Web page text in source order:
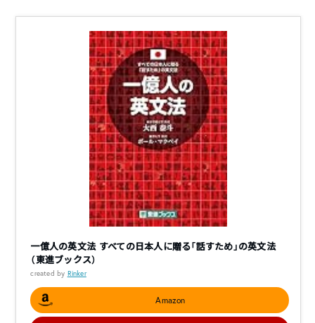
一億人の英文法 ――すべての日本人に贈る「話すため」の英文法
（東進ブックス）
created by Rinker
Amazon